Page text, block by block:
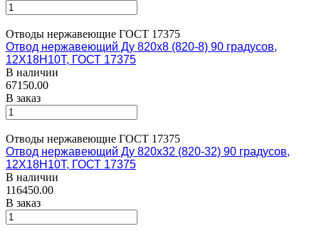
Отводы нержавеющие ГОСТ 17375
Отвод нержавеющий Ду 820х8 (820-8) 90 градусов,
12Х18Н10Т, ГОСТ 17375
В наличии
67150.00
В заказ
Отводы нержавеющие ГОСТ 17375
Отвод нержавеющий Ду 820х32 (820-32) 90 градусов,
12Х18Н10Т, ГОСТ 17375
В наличии
116450.00
В заказ